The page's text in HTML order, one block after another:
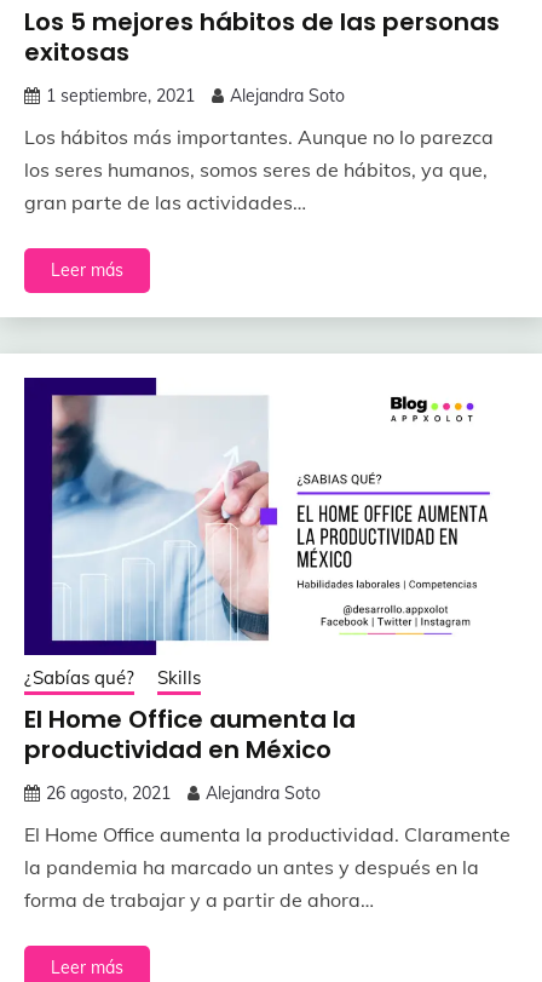
Los 5 mejores hábitos de las personas
exitosas
1 septiembre, 2021 Alejandra Soto
Los hábitos más importantes. Aunque no lo parezca
los seres humanos, somos seres de hábitos, ya que,
gran parte de las actividades…
Leer más
¿Sabías qué? Skills
El Home Office aumenta la
productividad en México
26 agosto, 2021 Alejandra Soto
El Home Office aumenta la productividad. Claramente
la pandemia ha marcado un antes y después en la
forma de trabajar y a partir de ahora…
Leer más